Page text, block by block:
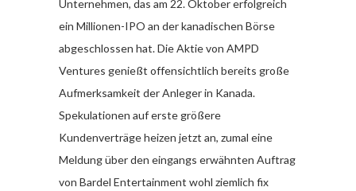
Unternehmen, das am 22. Oktober erfolgreich
ein Millionen-IPO an der kanadischen Börse
abgeschlossen hat. Die Aktie von AMPD
Ventures genießt offensichtlich bereits große
Aufmerksamkeit der Anleger in Kanada.
Spekulationen auf erste größere
Kundenverträge heizen jetzt an, zumal eine
Meldung über den eingangs erwähnten Auftrag
von Bardel Entertainment wohl ziemlich fix